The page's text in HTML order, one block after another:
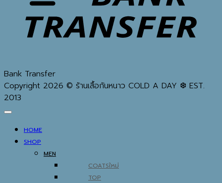
Bank Transfer
Copyright 2026 © ร้านเสื้อกันหนาว COLD A DAY ❆ EST.
2013
HOME
SHOP
MEN
COATS
TOP